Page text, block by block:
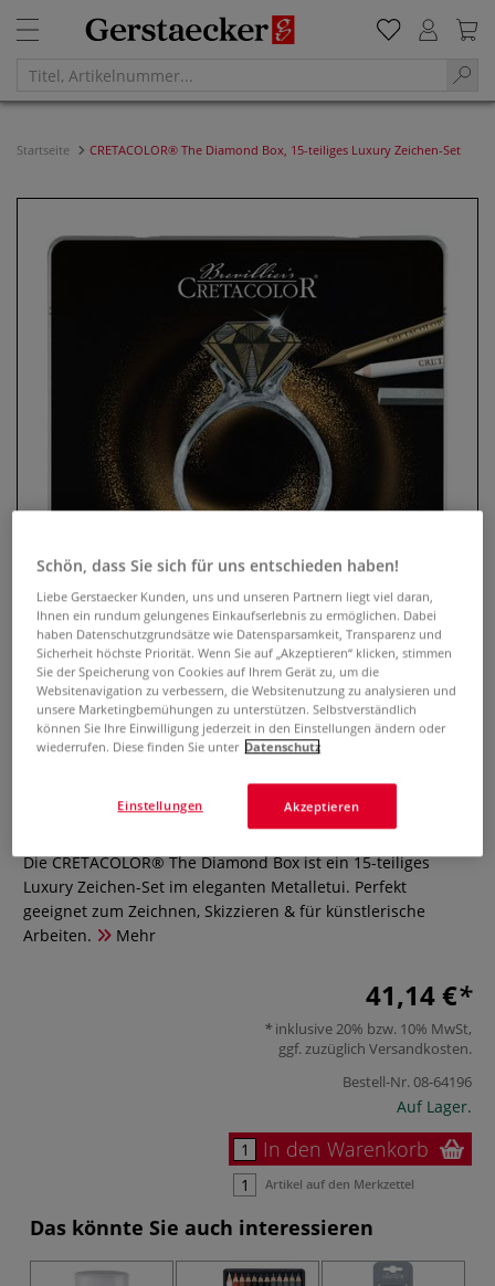
Startseite CRETACOLOR® The Diamond Box, 15-teiliges Luxury Zeichen-Set
CRETACOLOR® The Diamond Box,
15-teiliges Luxury Zeichen-Set
0 Bewertungen
Die CRETACOLOR® The Diamond Box ist ein 15-teiliges
Luxury Zeichen-Set im eleganten Metalletui. Perfekt
geeignet zum Zeichnen, Skizzieren & für künstlerische
Arbeiten.
Mehr
41,14 €
inklusive 20% bzw. 10% MwSt,
ggf. zuzüglich Versandkosten.
Bestell-Nr.08-64196
Auf Lager.
In den Warenkorb
Artikel auf den Merkzettel
Das könnte Sie auch interessieren
Schön, dass Sie sich für uns entschieden haben!
Liebe Gerstaecker Kunden, uns und unseren Partnern liegt viel daran,
Ihnen ein rundum gelungenes Einkaufserlebnis zu ermöglichen. Dabei
haben Datenschutzgrundsätze wie Datensparsamkeit, Transparenz und
Sicherheit höchste Priorität. Wenn Sie auf „Akzeptieren“ klicken, stimmen
Sie der Speicherung von Cookies auf Ihrem Gerät zu, um die
Websitenavigation zu verbessern, die Websitenutzung zu analysieren und
unsere Marketingbemühungen zu unterstützen. Selbstverständlich
können Sie Ihre Einwilligung jederzeit in den Einstellungen ändern oder
wiederrufen. Diese finden Sie unter Datenschutz
Akzeptieren
Einstellungen